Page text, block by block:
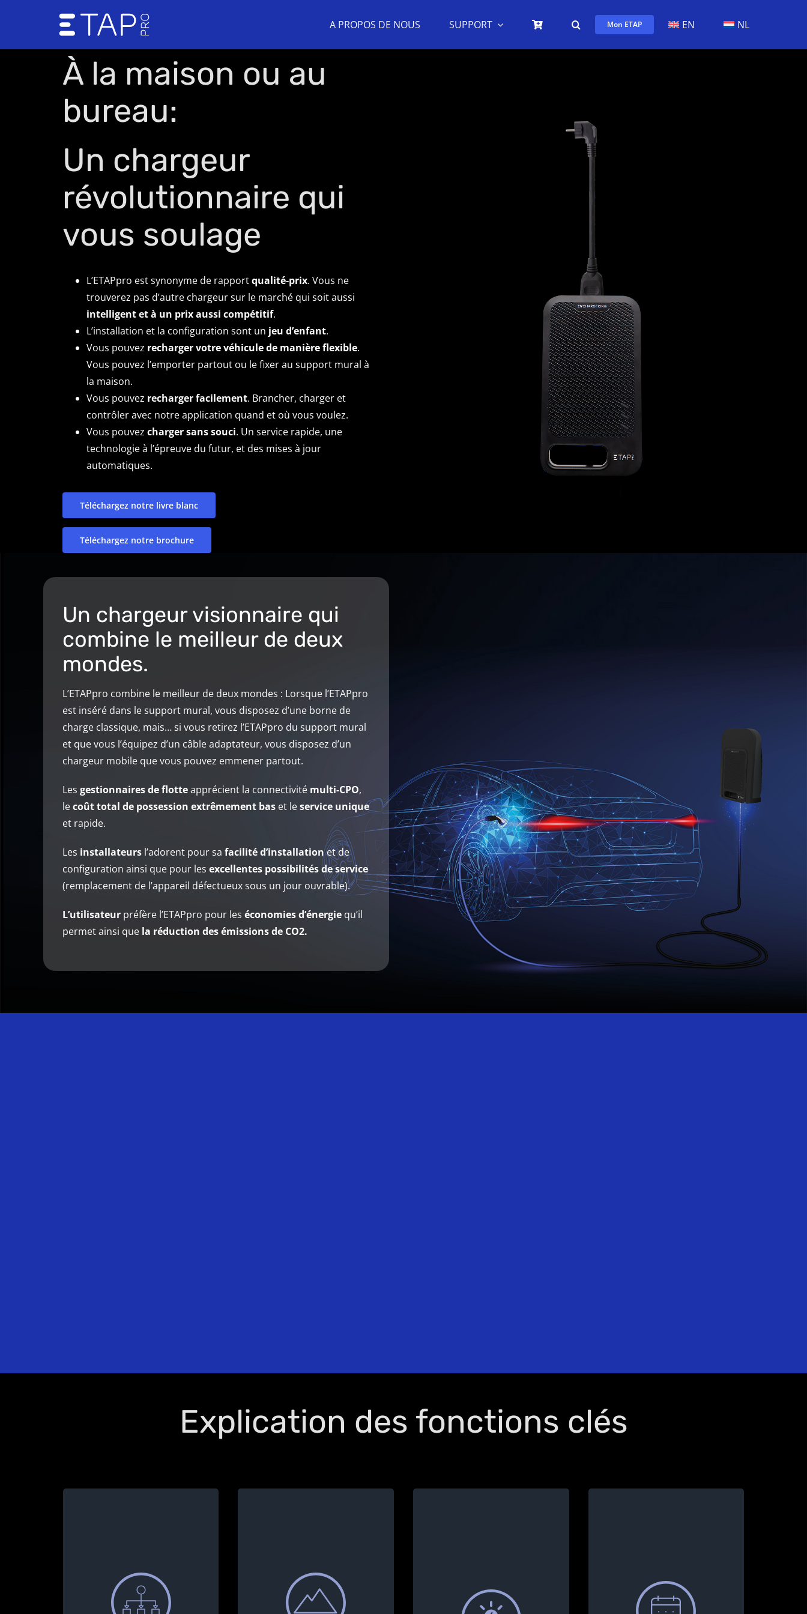
A PROPOS DE NOUS SUPPORT Mon ETAP EN NL
À la maison ou au
bureau:
Un chargeur
révolutionnaire qui
vous soulage
L’ETAPpro est synonyme de rapportqualité-prix. Vous ne
trouverez pas d’autre chargeur sur le marché qui soit aussi
intelligent et à un prix aussi compétitif.
L’installation et la configuration sont un jeu d’enfant.
Vous pouvez recharger votre véhicule de manière flexible.
Vous pouvez l’emporter partout ou le fixer au support mural à
la maison.
Vous pouvez recharger facilement. Brancher, charger et
contrôler avec notre application quand et où vous voulez.
Vous pouvez charger sans souci. Un service rapide, une
technologie à l’épreuve du futur, et des mises à jour
automatiques.
Téléchargez notre livre blanc
Téléchargez notre brochure
Un chargeur visionnaire qui
combine le meilleur de deux
mondes.
L’ETAPpro combine le meilleur de deux mondes : Lorsque l’ETAPpro
est inséré dans le support mural, vous disposez d’une borne de
charge classique, mais… si vous retirez l’ETAPpro du support mural
et que vous l’équipez d’un câble adaptateur, vous disposez d’un
chargeur mobile que vous pouvez emmener partout.
Les gestionnaires de flotteapprécient la connectivité multi-CPO,
lecoût total de possession extrêmement baset leservice unique
et rapide.
Les installateursl’adorent pour sa facilité d’installationet de
configuration ainsi que pour les excellentes possibilités de service
(remplacement de l’appareil défectueux sous un jour ouvrable).
L’utilisateur préfère l’ETAPpro pour les économies d’énergiequ’il
permet ainsi que la réduction des émissions de CO2.
Explication des fonctions clés
l’ETAPpro régule la vitesse
de charge pour que vous
puissiez recharger le plus
Si vous le souhaitez,
l’ETAPpro ajuste le courant
plusieurs étapes :
Programmez votre chargeur
de manière à ce qu’il ne se